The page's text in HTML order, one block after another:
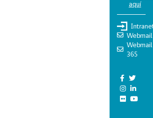
aquí
Webmail
Webmail
365